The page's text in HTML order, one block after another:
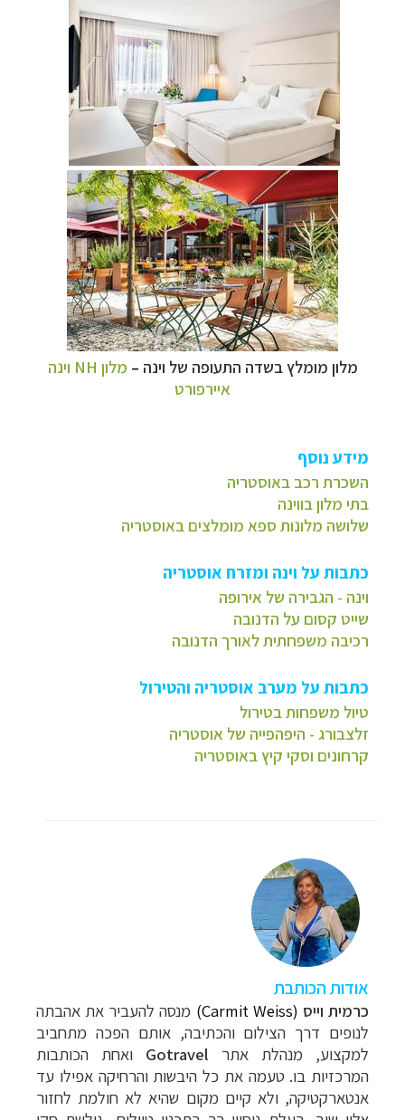
מלון מומלץ בשדה התעופה של וינה –
מלון NH וינה
איירפורט
מידע נוסף
השכרת רכב באוסטריה
בתי מלון בווינה
שלושה מלונות ספא מומלצים באוסטריה
כתבות על וינה ומזרח אוסטריה
וינה - הגבירה של אירופה
שייט קסום על הדנובה
רכיבה משפחתית לאורך הדנובה
כתבות על מערב אוסטריה והטירול
טיול משפחות בטירול
זלצבורג - היפהפייה של אוסטריה
קרחונים וסקי קיץ באוסטריה
אודות הכותבת
כרמית וייס (Carmit Weiss)
מנסה להעביר את אהבתה
לנופים דרך הצילום והכתיבה, אותם הפכה מתחביב
למקצוע, מנהלת אתר Gotravel
ואחת הכותבות
המרכזיות בו. טעמה את כל היבשות והרחיקה אפילו עד
אנטארקטיקה, ולא קיים מקום שהיא לא חולמת לחזור